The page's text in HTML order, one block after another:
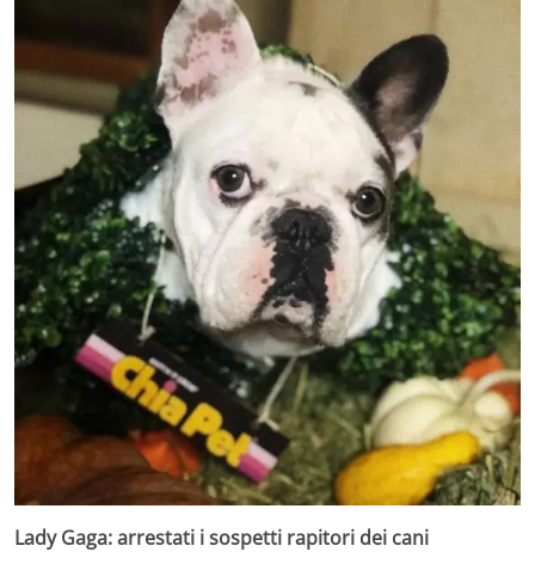
Lady Gaga: arrestati i sospetti rapitori dei cani